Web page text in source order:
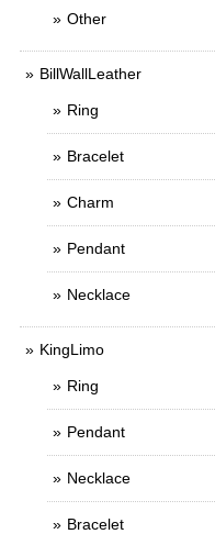
Other
BillWallLeather
Ring
Bracelet
Charm
Pendant
Necklace
KingLimo
Ring
Pendant
Necklace
Bracelet